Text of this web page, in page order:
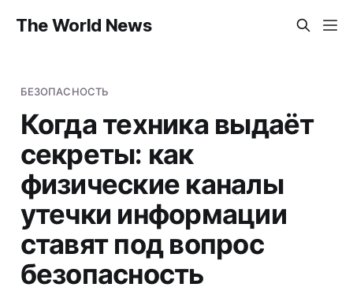
The World News
БЕЗОПАСНОСТЬ
Когда техника выдаёт
секреты: как
физические каналы
утечки информации
ставят под вопрос
безопасность